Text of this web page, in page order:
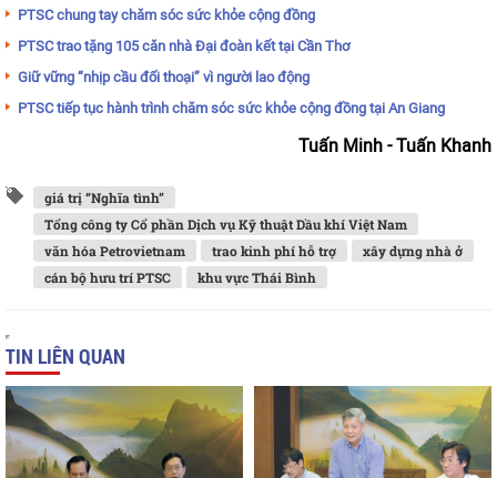
PTSC chung tay chăm sóc sức khỏe cộng đồng
PTSC trao tặng 105 căn nhà Đại đoàn kết tại Cần Thơ
Giữ vững “nhịp cầu đối thoại” vì người lao động
PTSC tiếp tục hành trình chăm sóc sức khỏe cộng đồng tại An Giang
Tuấn Minh - Tuấn Khanh
giá trị “Nghĩa tình”
Tổng công ty Cổ phần Dịch vụ Kỹ thuật Dầu khí Việt Nam
văn hóa Petrovietnam
trao kinh phí hỗ trợ
xây dựng nhà ở
cán bộ hưu trí PTSC
khu vực Thái Bình
TIN LIÊN QUAN